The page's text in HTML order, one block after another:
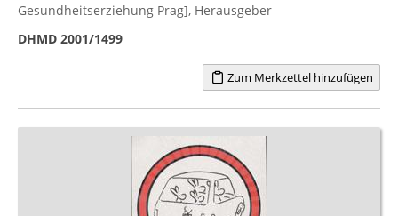
Gesundheitserziehung Prag], Herausgeber
DHMD 2001/1499
Zum Merkzettel hinzufügen